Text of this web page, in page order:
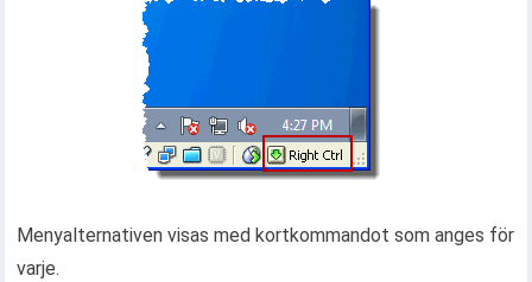
Menyalternativen visas med kortkommandot som anges för
varje.